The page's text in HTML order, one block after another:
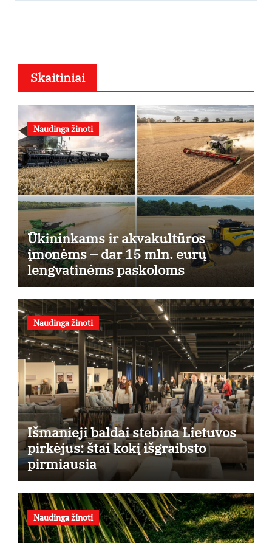
Skaitiniai
Naudinga žinoti
Ūkininkams ir akvakultūros
įmonėms – dar 15 mln. eurų
lengvatinėms paskoloms
Naudinga žinoti
Išmanieji baldai stebina Lietuvos
pirkėjus: štai kokį išgraibsto
pirmiausia
Naudinga žinoti